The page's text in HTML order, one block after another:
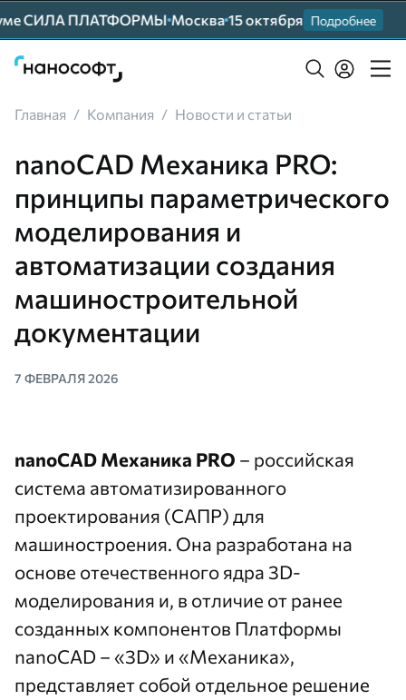
СИЛА ПЛАТФОРМЫ Москва 15 октября Подробнее
Главная / Компания / Новости и статьи
nanoCAD Механика PRO:
принципы параметрического
моделирования и
автоматизации создания
машиностроительной
документации
7 ФЕВРАЛЯ 2026
nanoCAD Механика PRO – российская
система автоматизированного
проектирования (САПР) для
машиностроения. Она разработана на
основе отечественного ядра 3D-
моделирования и, в отличие от ранее
созданных компонентов Платформы
nanoCAD – «3D» и «Механика»,
представляет собой отдельное решение